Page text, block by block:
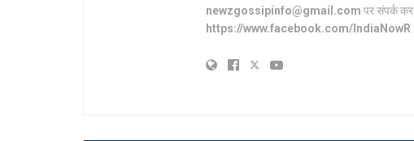
newzgossipinfo@gmail.com पर संपर्क
https://www.facebook.com/IndiaNowR